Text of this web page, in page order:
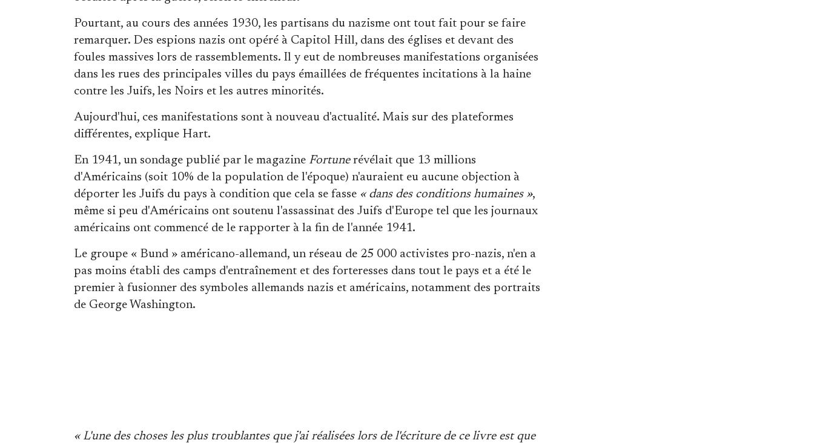
Pourtant, au cours des années 1930, les partisans du nazisme ont tout fait pour se faire
remarquer. Des espions nazis ont opéré à Capitol Hill, dans des églises et devant des
foules massives lors de rassemblements. Il y eut de nombreuses manifestations organisées
dans les rues des principales villes du pays émaillées de fréquentes incitations à la haine
contre les Juifs, les Noirs et les autres minorités.
Aujourd'hui, ces manifestations sont à nouveau d'actualité. Mais sur des plateformes
différentes, explique Hart.
En 1941, un sondage publié par le magazine Fortunerévélait que 13 millions
d'Américains (soit 10% de la population de l'époque) n'auraient eu aucune objection à
déporter les Juifs du pays à condition que cela se fasse « dans des conditions humaines »,
même si peu d'Américains ont soutenu l'assassinat des Juifs d'Europe tel que les journaux
américains ont commencé de le rapporter à la fin de l'année 1941.
Le groupe « Bund » américano-allemand, un réseau de 25 000 activistes pro-nazis, n'en a
pas moins établi des camps d'entraînement et des forteresses dans tout le pays et a été le
premier à fusionner des symboles allemands nazis et américains, notamment des portraits
de George Washington.
« L'une des choses les plus troublantes que j'ai réalisées lors de l'écriture de ce livre est que